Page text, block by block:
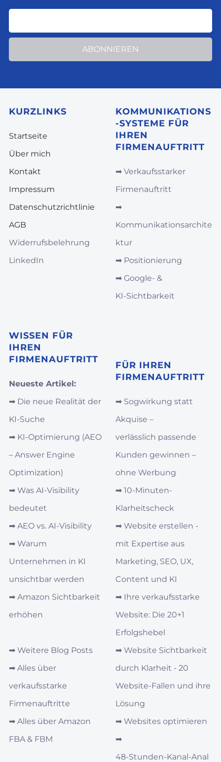
ABONNIEREN
KURZLINKS
Startseite
Über mich
Kontakt
Impressum
Datenschutzrichtlinie
AGB
Widerrufsbelehrung
LinkedIn
WISSEN FÜR
IHREN
FIRMENAUFTRITT
Neueste Artikel:
➡︎ Die neue Realität der
KI-Suche
➡︎ KI‑Optimierung (AEO
– Answer Engine
Optimization)
➡︎ Was AI‑Visibility
bedeutet
➡︎ AEO vs. AI‑Visibility
➡︎ Warum
Unternehmen in KI
unsichtbar werden
➡︎ Amazon Sichtbarkeit
erhöhen
➡︎ Weitere Blog Posts
➡︎ Alles über
verkaufsstarke
Firmenauftritte
➡︎ Alles über Amazon
FBA & FBM
KOMMUNIKATIONS
-SYSTEME FÜR
IHREN
FIRMENAUFTRITT
➡︎ Verkaufsstarker
Firmenauftritt
➡︎
Kommunikationsarchite
ktur
➡︎ Positionierung
➡︎ Google‑ &
KI‑Sichtbarkeit
FÜR IHREN
FIRMENAUFTRITT
➡︎ Sogwirkung statt
Akquise –
verlässlich passende
Kunden gewinnen –
ohne Werbung
➡︎ 10-Minuten-
Klarheitscheck
➡︎ Website erstellen -
mit Expertise aus
Marketing, SEO, UX,
Content und KI
➡︎ Ihre verkaufsstarke
Website: Die 20+1
Erfolgshebel
➡︎ Website Sichtbarkeit
durch Klarheit - 20
Website-Fallen und ihre
Lösung
➡︎ Websites optimieren
➡︎
48‑Stunden‑Kanal‑Anal